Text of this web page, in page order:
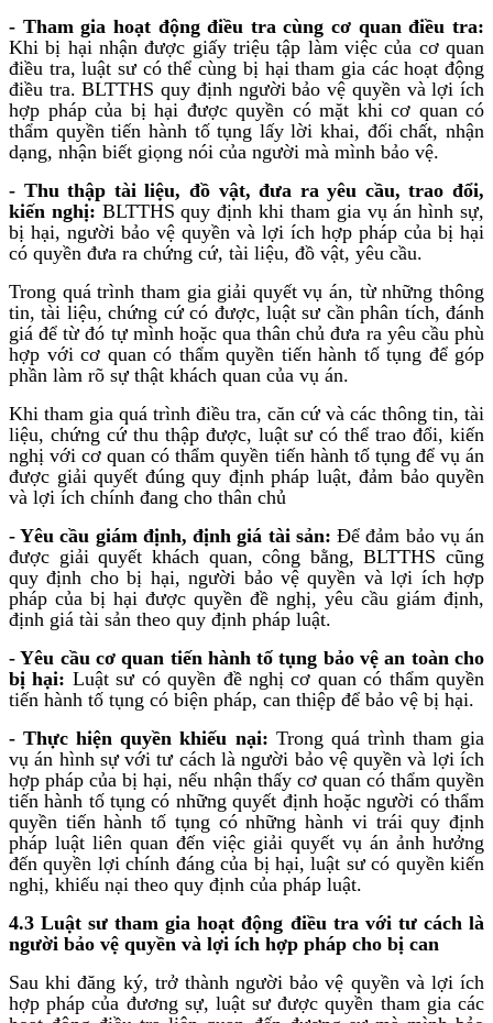
- Tham gia hoạt động điều tra cùng cơ quan điều tra:
Khi bị hại nhận được giấy triệu tập làm việc của cơ quan
điều tra, luật sư có thể cùng bị hại tham gia các hoạt động
điều tra. BLTTHS quy định người bảo vệ quyền và lợi ích
hợp pháp của bị hại được quyền có mặt khi cơ quan có
thẩm quyền tiến hành tố tụng lấy lời khai, đối chất, nhận
dạng, nhận biết giọng nói của người mà mình bảo vệ.
- Thu thập tài liệu, đồ vật, đưa ra yêu cầu, trao đổi,
kiến nghị: BLTTHS quy định khi tham gia vụ án hình sự,
bị hại, người bảo vệ quyền và lợi ích hợp pháp của bị hại
có quyền đưa ra chứng cứ, tài liệu, đồ vật, yêu cầu.
Trong quá trình tham gia giải quyết vụ án, từ những thông
tin, tài liệu, chứng cứ có được, luật sư cần phân tích, đánh
giá để từ đó tự mình hoặc qua thân chủ đưa ra yêu cầu phù
hợp với cơ quan có thẩm quyền tiến hành tố tụng để góp
phần làm rõ sự thật khách quan của vụ án.
Khi tham gia quá trình điều tra, căn cứ và các thông tin, tài
liệu, chứng cứ thu thập được, luật sư có thể trao đổi, kiến
nghị với cơ quan có thẩm quyền tiến hành tố tụng để vụ án
được giải quyết đúng quy định pháp luật, đảm bảo quyền
và lợi ích chính đang cho thân chủ
- Yêu cầu giám định, định giá tài sản: Để đảm bảo vụ án
được giải quyết khách quan, công bằng, BLTTHS cũng
quy định cho bị hại, người bảo vệ quyền và lợi ích hợp
pháp của bị hại được quyền đề nghị, yêu cầu giám định,
định giá tài sản theo quy định pháp luật.
- Yêu cầu cơ quan tiến hành tố tụng bảo vệ an toàn cho
bị hại: Luật sư có quyền đề nghị cơ quan có thẩm quyền
tiến hành tố tụng có biện pháp, can thiệp để bảo vệ bị hại.
- Thực hiện quyền khiếu nại: Trong quá trình tham gia
vụ án hình sự với tư cách là người bảo vệ quyền và lợi ích
hợp pháp của bị hại, nếu nhận thấy cơ quan có thẩm quyền
tiến hành tố tụng có những quyết định hoặc người có thẩm
quyền tiến hành tố tụng có những hành vi trái quy định
pháp luật liên quan đến việc giải quyết vụ án ảnh hưởng
đến quyền lợi chính đáng của bị hại, luật sư có quyền kiến
nghị, khiếu nại theo quy định của pháp luật.
4.3 Luật sư tham gia hoạt động điều tra với tư cách là
người bảo vệ quyền và lợi ích hợp pháp cho bị can
Sau khi đăng ký, trở thành người bảo vệ quyền và lợi ích
hợp pháp của đương sự, luật sư được quyền tham gia các